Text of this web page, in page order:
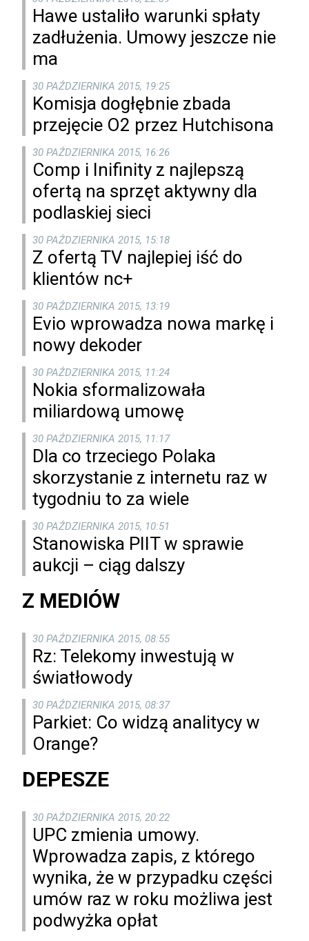
Hawe ustaliło warunki spłaty
zadłużenia. Umowy jeszcze nie
ma
30 PAŹDZIERNIKA 2015, 19:25
Komisja dogłębnie zbada
przejęcie O2 przez Hutchisona
30 PAŹDZIERNIKA 2015, 16:26
Comp i Inifinity z najlepszą
ofertą na sprzęt aktywny dla
podlaskiej sieci
30 PAŹDZIERNIKA 2015, 15:18
Z ofertą TV najlepiej iść do
klientów nc+
30 PAŹDZIERNIKA 2015, 13:19
Evio wprowadza nowa markę i
nowy dekoder
30 PAŹDZIERNIKA 2015, 11:24
Nokia sformalizowała
miliardową umowę
30 PAŹDZIERNIKA 2015, 11:17
Dla co trzeciego Polaka
skorzystanie z internetu raz w
tygodniu to za wiele
30 PAŹDZIERNIKA 2015, 10:51
Stanowiska PIIT w sprawie
aukcji – ciąg dalszy
Z MEDIÓW
30 PAŹDZIERNIKA 2015, 08:55
Rz: Telekomy inwestują w
światłowody
30 PAŹDZIERNIKA 2015, 08:37
Parkiet: Co widzą analitycy w
Orange?
DEPESZE
30 PAŹDZIERNIKA 2015, 20:22
UPC zmienia umowy.
Wprowadza zapis, z którego
wynika, że w przypadku części
umów raz w roku możliwa jest
podwyżka opłat